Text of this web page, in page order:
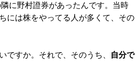
に野村證券があったんです。当時
には株をやってる人が多くて、その
すか。それで、そのうち、
自分で